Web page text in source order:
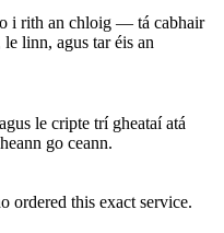
i rith an chloig — tá cabhair
linn, agus tar éis an
le cripte trí gheataí atá
go ceann.
ordered this exact service.